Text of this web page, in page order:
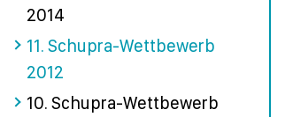
2014
11. Schupra-Wettbewerb
2012
10. Schupra-Wettbewerb